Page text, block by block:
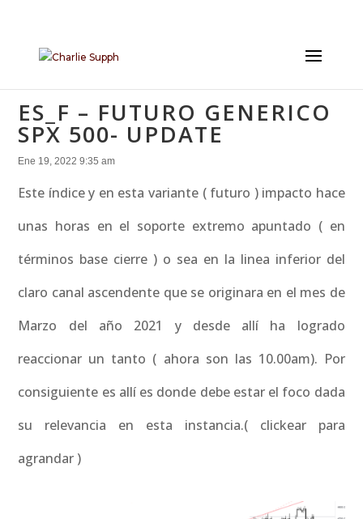
ES_F – FUTURO GENERICO
SPX 500- UPDATE
Ene 19, 2022 9:35 am
Este índice y en esta variante ( futuro ) impacto hace
unas horas en el soporte extremo apuntado ( en
términos base cierre ) o sea en la linea inferior del
claro canal ascendente que se originara en el mes de
Marzo del año 2021 y desde allí ha logrado
reaccionar un tanto ( ahora son las 10.00am). Por
consiguiente es allí es donde debe estar el foco dada
su relevancia en esta instancia.( clickear para
agrandar )